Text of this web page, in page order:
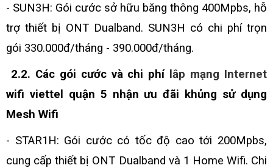
- SUN3H: Gói cước sở hữu băng thông 400Mpbs, hỗ
trợ thiết bị ONT Dualband. SUN3H có chi phí trọn
gói 330.000đ/tháng - 390.000đ/tháng.
2.2. Các gói cước và chi phí lắp mạng Internet
wifi viettel quận 5 nhận ưu đãi khủng sử dụng
Mesh Wifi
- STAR1H: Gói cước có tốc độ cao tới 200Mpbs,
cung cấp thiết bị ONT Dualband và 1 Home Wifi. Chi